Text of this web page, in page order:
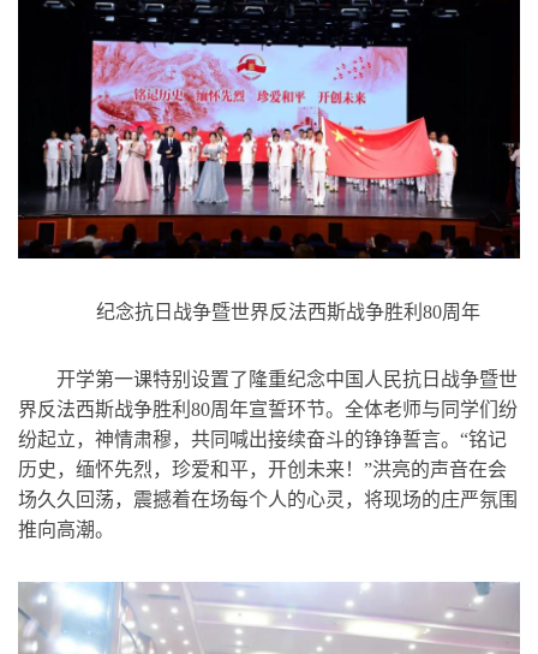
纪念抗日战争暨世界反法西斯战争胜利80周年
开学第一课特别设置了隆重纪念中国人民抗日战争暨世
界反法西斯战争胜利80周年宣誓环节。全体老师与同学们纷
纷起立，神情肃穆，共同喊出接续奋斗的铮铮誓言。“铭记
历史，缅怀先烈，珍爱和平，开创未来！”洪亮的声音在会
场久久回荡，震撼着在场每个人的心灵，将现场的庄严氛围
推向高潮。